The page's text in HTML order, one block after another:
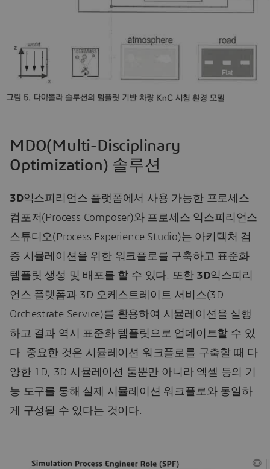
MDO(Multi-Disciplinary
Optimization) 솔루션
3D익스피리언스 플랫폼에서 사용 가능한 프로세스
컴포저(Process Composer)와 프로세스 익스피리언스
스튜디오(Process Experience Studio)는 아키텍처 검
증 시뮬레이션을 위한 워크플로를 구축하고 표준화
템플릿 생성 및 배포를 할 수 있다. 또한 3D익스피리
언스 플랫폼과 3D 오케스트레이트 서비스(3D
Orchestrate Service)를 활용하여 시뮬레이션을 실행
하고 결과 역시 표준화 템플릿으로 업데이트할 수 있
다. 중요한 것은 시뮬레이션 워크플로를 구축할 때 다
양한 1D, 3D 시뮬레이션 툴뿐만 아니라 엑셀 등의 기
능 도구를 통해 실제 시뮬레이션 워크플로와 동일하
게 구성될 수 있다는 것이다.